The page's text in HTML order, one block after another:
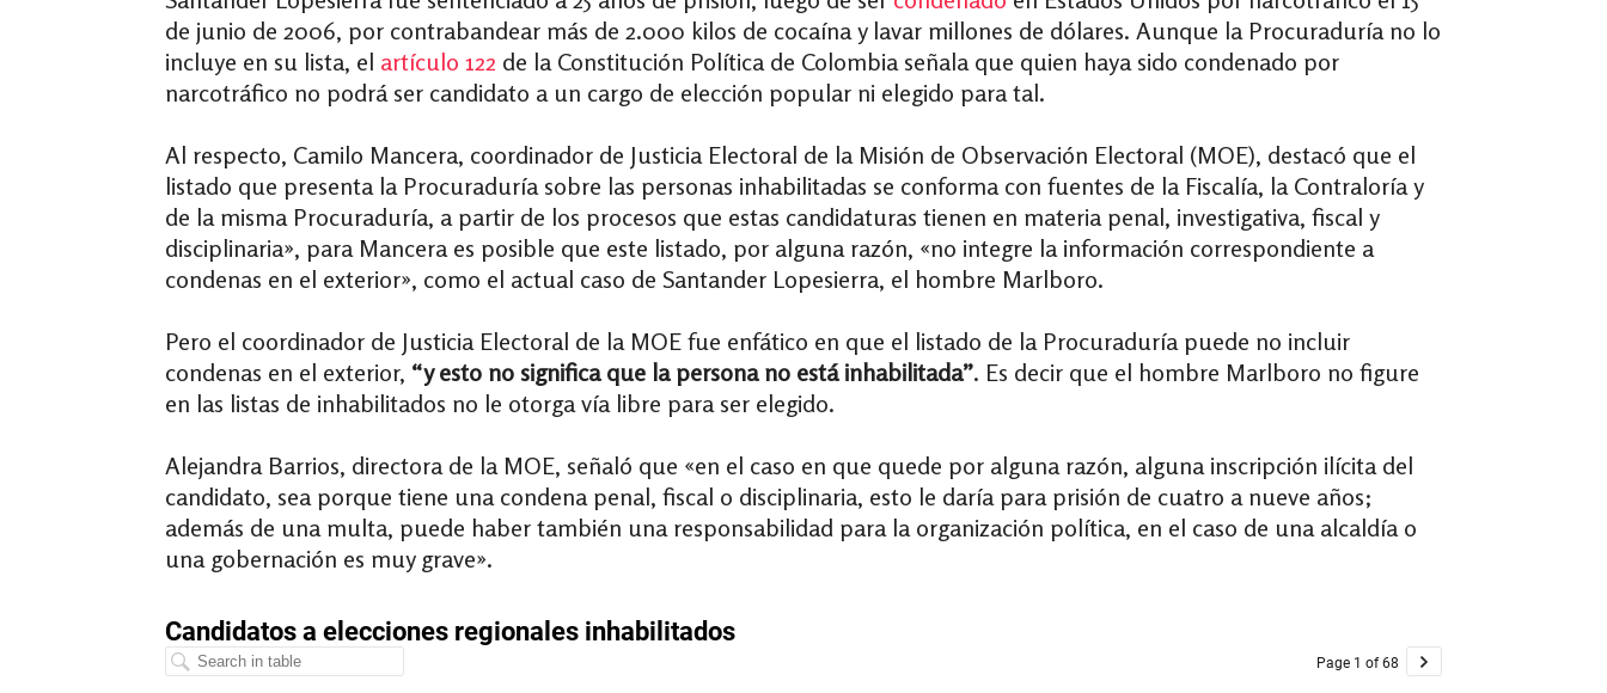
de junio de 2006, por contrabandear más de 2.000 kilos de cocaína y lavar millones de dólares. Aunque la Procuraduría no lo
incluye en su lista, el artículo 122 de la Constitución Política de Colombia señala que quien haya sido condenado por
narcotráfico no podrá ser candidato a un cargo de elección popular ni elegido para tal.
Al respecto, Camilo Mancera, coordinador de Justicia Electoral de la Misión de Observación Electoral (MOE), destacó que el
listado que presenta la Procuraduría sobre las personas inhabilitadas se conforma con fuentes de la Fiscalía, la Contraloría y
de la misma Procuraduría, a partir de los procesos que estas candidaturas tienen en materia penal, investigativa, fiscal y
disciplinaria», para Mancera es posible que este listado, por alguna razón, «no integre la información correspondiente a
condenas en el exterior», como el actual caso de Santander Lopesierra, el hombre Marlboro.
Pero el coordinador de Justicia Electoral de la MOE fue enfático en que el listado de la Procuraduría puede no incluir
condenas en el exterior, “y esto no significa que la persona no está inhabilitada”. Es decir que el hombre Marlboro no figure
en las listas de inhabilitados no le otorga vía libre para ser elegido.
Alejandra Barrios, directora de la MOE, señaló que «en el caso en que quede por alguna razón, alguna inscripción ilícita del
candidato, sea porque tiene una condena penal, fiscal o disciplinaria, esto le daría para prisión de cuatro a nueve años;
además de una multa, puede haber también una responsabilidad para la organización política, en el caso de una alcaldía o
una gobernación es muy grave».